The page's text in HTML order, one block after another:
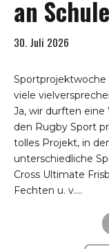
an
30. Juli 2026
Sportprojektwoche
viele
Ja, wir durften
den Rugby Sport
tolles Projekt, in
unterschiedliche
Cross Ultimate
Fechten u. v....